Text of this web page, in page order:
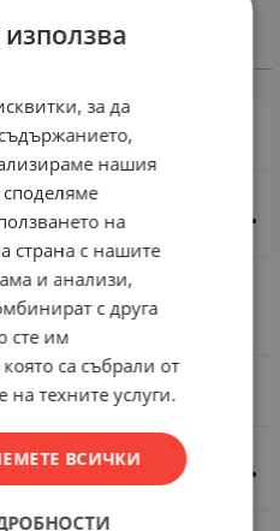
0.82€ лв.
6.14€ / 12.01 лв.
използва
за да
нашия
на
страна с нашите
и анализи,
с друга
сте им
са събрали от
на техните услуги.
ВСИЧКИ